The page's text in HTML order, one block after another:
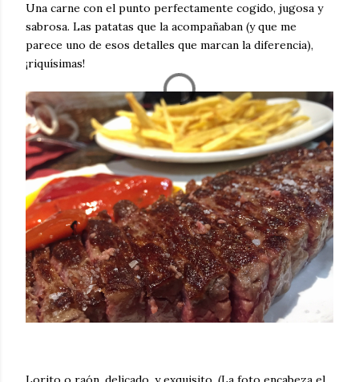
Una carne con el punto perfectamente cogido, jugosa y
sabrosa. Las patatas que la acompañaban (y que me
parece uno de esos detalles que marcan la diferencia),
¡riquísimas!